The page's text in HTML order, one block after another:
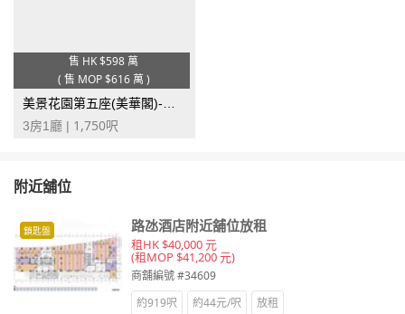
售 HK$598 萬
( 售 MOP$616 萬 )
3房1廳 | 1,750呎
附近舖位
鎖匙盤 路氹酒店附近舖位放租
租HK $40,000 元
(租MOP $41,200 元)
商舖編號 #34609
約919呎
約44元/呎 放租